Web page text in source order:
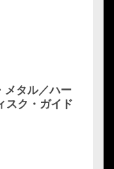
メタル／ハー
スク・ガイド